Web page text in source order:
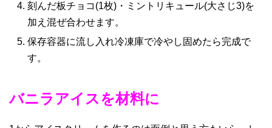
刻んだ板チョコ(1枚)・ミントリキュール(大さじ3)を
加え混ぜ合わせます。
保存容器に流し入れ冷凍庫で冷やし固めたら完成で
す。
バニラアイスを材料に